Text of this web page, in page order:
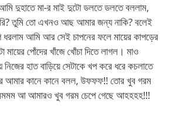
দুহাতে মা-র মাই দুটো ডলতে ডলতে বললাম,
তুমি তো এখনও আছ আমার জন্য নাকি? বলেই
আমি আর সেই চাপনের ফলে মায়ের কাপড়ের
মায়ের পোঁদের খাঁজে খোঁচা দিতে লাগল। মাও
নিজের হাত বাড়িয়ে সেটাকে খপ করে ধরে কচলাতে
কানে কানে বলল, উফফফ!! তোর খুব গরম
আ আমারও খুব গরম চেপে গেছে আহহহহ!!!